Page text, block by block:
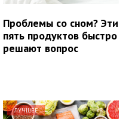
Проблемы со сном? Эти
пять продуктов быстро
решают вопрос
ЛУЧШЕЕ